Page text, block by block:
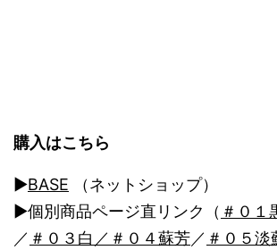
ョ
ン
購入はこちら
▶︎BASE （ネットショップ）
▶︎個別商品ページ直リンク（ ＃０１
／ ＃０３白 ／＃０４蘇芳／ ＃０５淡